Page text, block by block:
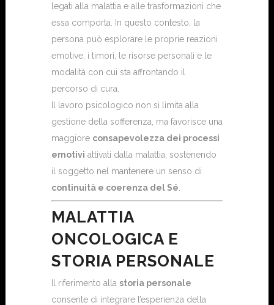
legati alla malattia e alle trasformazioni che
essa comporta. In questo contesto, la
persona può esplorare le proprie reazioni
emotive, i timori, le risorse personali e le
modalità con cui sta affrontando il
percorso di cura.
Il lavoro psicologico non si limita alla
gestione della sofferenza, ma favorisce una
maggiore consapevolezza dei processi
emotivi attivati dalla malattia, sostenendo
il soggetto nel mantenere un senso di
continuità e coerenza del Sé
MALATTIA
ONCOLOGICA E
STORIA PERSONALE
Il riferimento alla storia personale
consente di integrare l’esperienza della